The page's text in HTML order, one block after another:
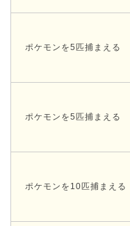
ポケモンを5匹捕まえる
ポケモンを5匹捕まえる
ポケモンを10匹捕まえる